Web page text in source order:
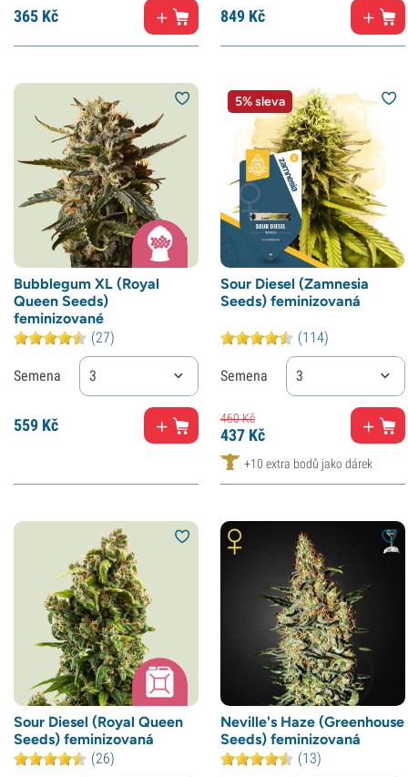
365 Kč 849 Kč
Bubblegum XL (Royal
Queen Seeds)
feminizované
(27)
Semena 3
559 Kč
5% sleva
Sour Diesel (Zamnesia
Seeds) feminizovaná
(114)
Semena 3
460Kč
437 Kč
+10 extra bodů jako dárek
Sour Diesel (Royal Queen
Seeds) feminizovaná
(26)
Neville's Haze (Greenhouse
Seeds) feminizovaná
(13)